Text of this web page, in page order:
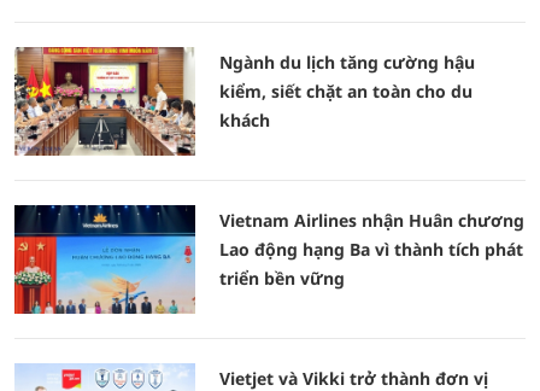
Ngành du lịch tăng cường hậu
kiểm, siết chặt an toàn cho du
khách
Vietnam Airlines nhận Huân chương
Lao động hạng Ba vì thành tích phát
triển bền vững
Vietjet và Vikki trở thành đơn vị